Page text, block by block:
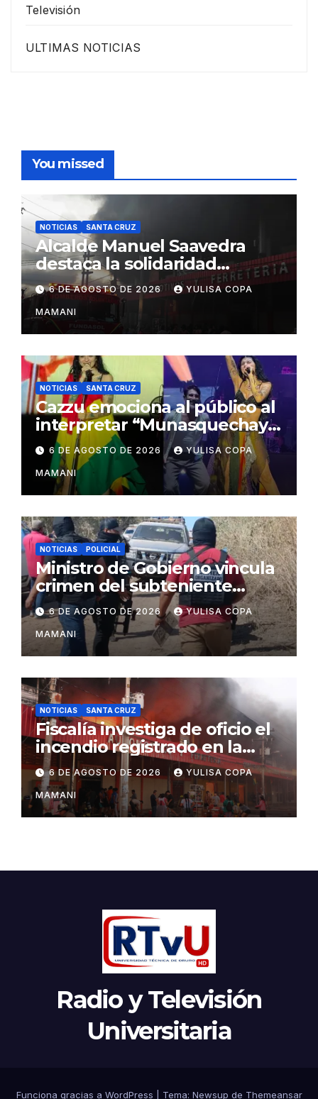
Televisión
ULTIMAS NOTICIAS
You missed
NOTICIAS SANTA CRUZ
Alcalde Manuel Saavedra
destaca la solidaridad
durante la emergencia en
Barrio Lindo
6 DE AGOSTO DE 2026 YULISA COPA
MAMANI
NOTICIAS SANTA CRUZ
Cazzu emociona al público al
interpretar “Munasquechay”
en su concierto en Santa
Cruz
6 DE AGOSTO DE 2026 YULISA COPA
MAMANI
NOTICIAS POLICIAL
Ministro de Gobierno vincula
crimen del subteniente
Salazar con la red de
Sebastián Marset
6 DE AGOSTO DE 2026 YULISA COPA
MAMANI
NOTICIAS SANTA CRUZ
Fiscalía investiga de oficio el
incendio registrado en la
feria Barrio Lindo
6 DE AGOSTO DE 2026 YULISA COPA
MAMANI
Radio y Televisión
Universitaria
Funciona gracias a WordPress Tema: Newsup de Themeansar